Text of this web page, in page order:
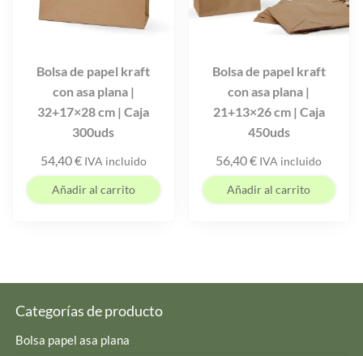
Bolsa de papel kraft
con asa plana |
32+17×28 cm | Caja
300uds
54,40€ IVA incluido
Añadir al carrito
Bolsa de papel kraft
con asa plana |
21+13×26 cm | Caja
450uds
56,40€ IVA incluido
Añadir al carrito
Categorías de producto
Bolsa papel asa plana